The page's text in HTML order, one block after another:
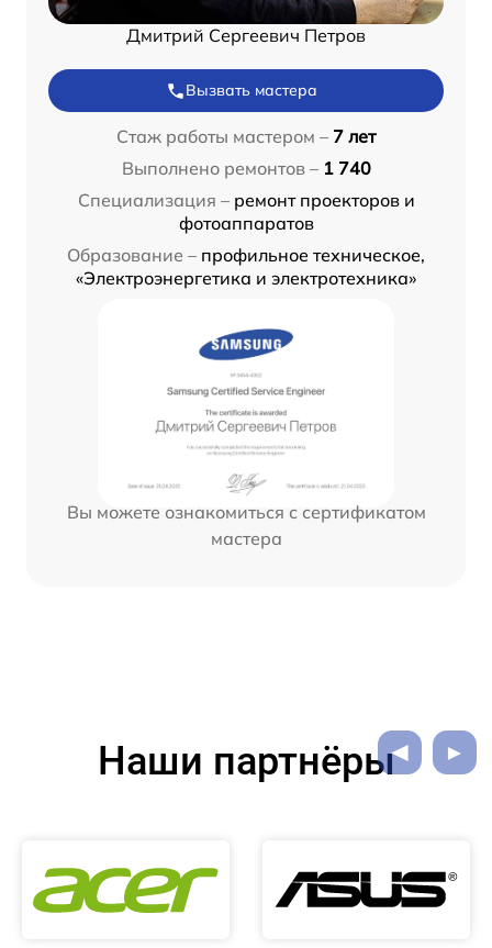
Дмитрий Сергеевич Петров
Вызвать мастера
Стаж работы мастером – 7 лет
Выполнено ремонтов – 1 740
Специализация – ремонт проекторов и
фотоаппаратов
Образование – профильное техническое,
«Электроэнергетика и электротехника»
Вы можете ознакомиться с сертификатом
мастера
Наши партнёры